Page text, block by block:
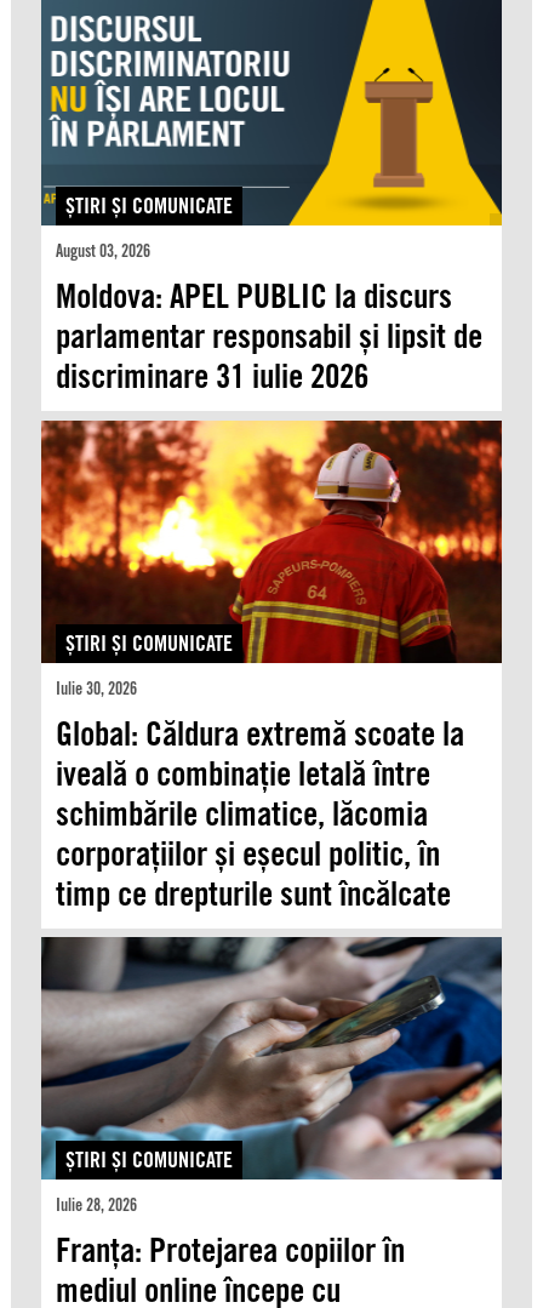
ŞTIRI ŞI COMUNICATE
August 03, 2026
Moldova: APEL PUBLIC la discurs
parlamentar responsabil și lipsit de
discriminare 31 iulie 2026
ŞTIRI ŞI COMUNICATE
Iulie 30, 2026
Global: Căldura extremă scoate la
iveală o combinație letală între
schimbările climatice, lăcomia
corporațiilor și eșecul politic, în
timp ce drepturile sunt încălcate
ŞTIRI ŞI COMUNICATE
Iulie 28, 2026
Franța: Protejarea copiilor în
mediul online începe cu